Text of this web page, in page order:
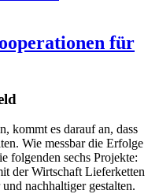
für
kommt es darauf an, dass
Wie messbar die Erfolge
folgenden sechs Projekte:
der Wirtschaft Lieferketten
nachhaltiger gestalten.